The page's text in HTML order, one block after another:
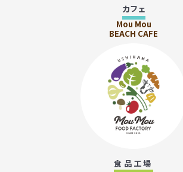
カフェ
Mou Mou
BEACH CAFE
食品工場